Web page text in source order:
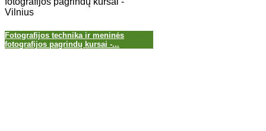
Fotografijos technika ir meninės
fotografijos pagrindų kursai -...